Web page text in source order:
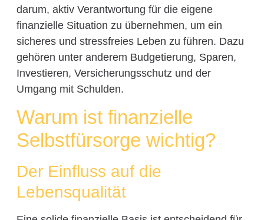
darum, aktiv Verantwortung für die eigene
finanzielle Situation zu übernehmen, um ein
sicheres und stressfreies Leben zu führen. Dazu
gehören unter anderem Budgetierung, Sparen,
Investieren, Versicherungsschutz und der
Umgang mit Schulden.
Warum ist finanzielle
Selbstfürsorge wichtig?
Der Einfluss auf die
Lebensqualität